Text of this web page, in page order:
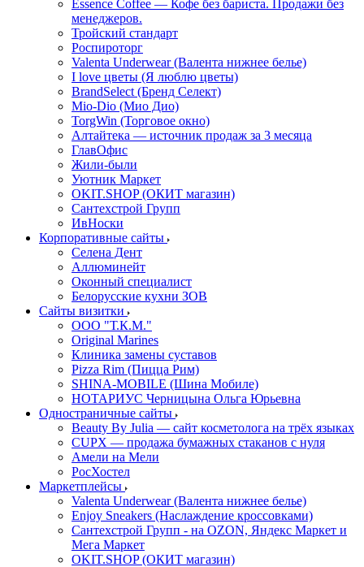
Essence Coffee — Кофе без бариста. Продажи без
менеджеров.
Тройский стандарт
Роспироторг
Valenta Underwear (Валента нижнее белье)
I love цветы (Я люблю цветы)
BrandSelect (Бренд Селект)
Mio-Dio (Мио Дио)
TorgWin (Торговое окно)
Алтайтека — источник продаж за 3 месяца
ГлавОфис
Жили-были
Уютник Маркет
OKIT.SHOP (ОКИТ магазин)
Сантехстрой Групп
ИвНоски
Корпоративные сайты
Селена Дент
Аллюминейт
Оконный специалист
Белорусские кухни ЗОВ
Сайты визитки
ООО "Т.К.М."
Original Marines
Клиника замены суставов
Pizza Rim (Пицца Рим)
SHINA-MOBILE (Шина Мобиле)
НОТАРИУС Черницына Ольга Юрьевна
Одностраничные сайты
Beauty By Julia — сайт косметолога на трёх языках
CUPX — продажа бумажных стаканов с нуля
Амели на Мели
РосХостел
Маркетплейсы
Valenta Underwear (Валента нижнее белье)
Enjoy Sneakers (Наслаждение кроссовками)
Сантехcтрой Групп - на OZON, Яндекс Маркет и
Мега Маркет
OKIT.SHOP (ОКИТ магазин)